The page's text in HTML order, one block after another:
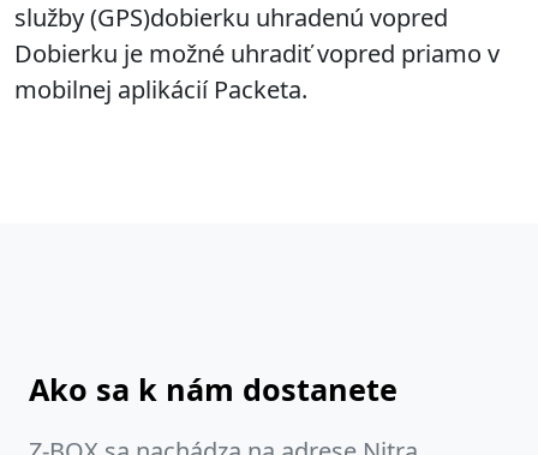
služby (GPS)dobierku uhradenú vopred
Dobierku je možné uhradiť vopred priamo v
mobilnej aplikácií Packeta.
Ako sa k nám dostanete